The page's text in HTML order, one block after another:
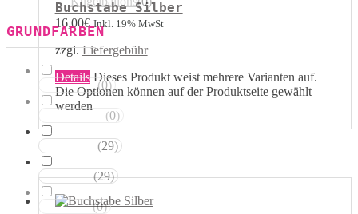
Buchstabe Silber
16,00€ Inkl. 19% MwSt
zzgl.Liefergebühr
Details Dieses Produkt weist mehrere Varianten auf.
Die Optionen können auf der Produktseite gewählt
werden
GRUNDFARBEN
Weisstöne (0)
(0)
(29)
Grautöne (29)
Gelbtöne (0)